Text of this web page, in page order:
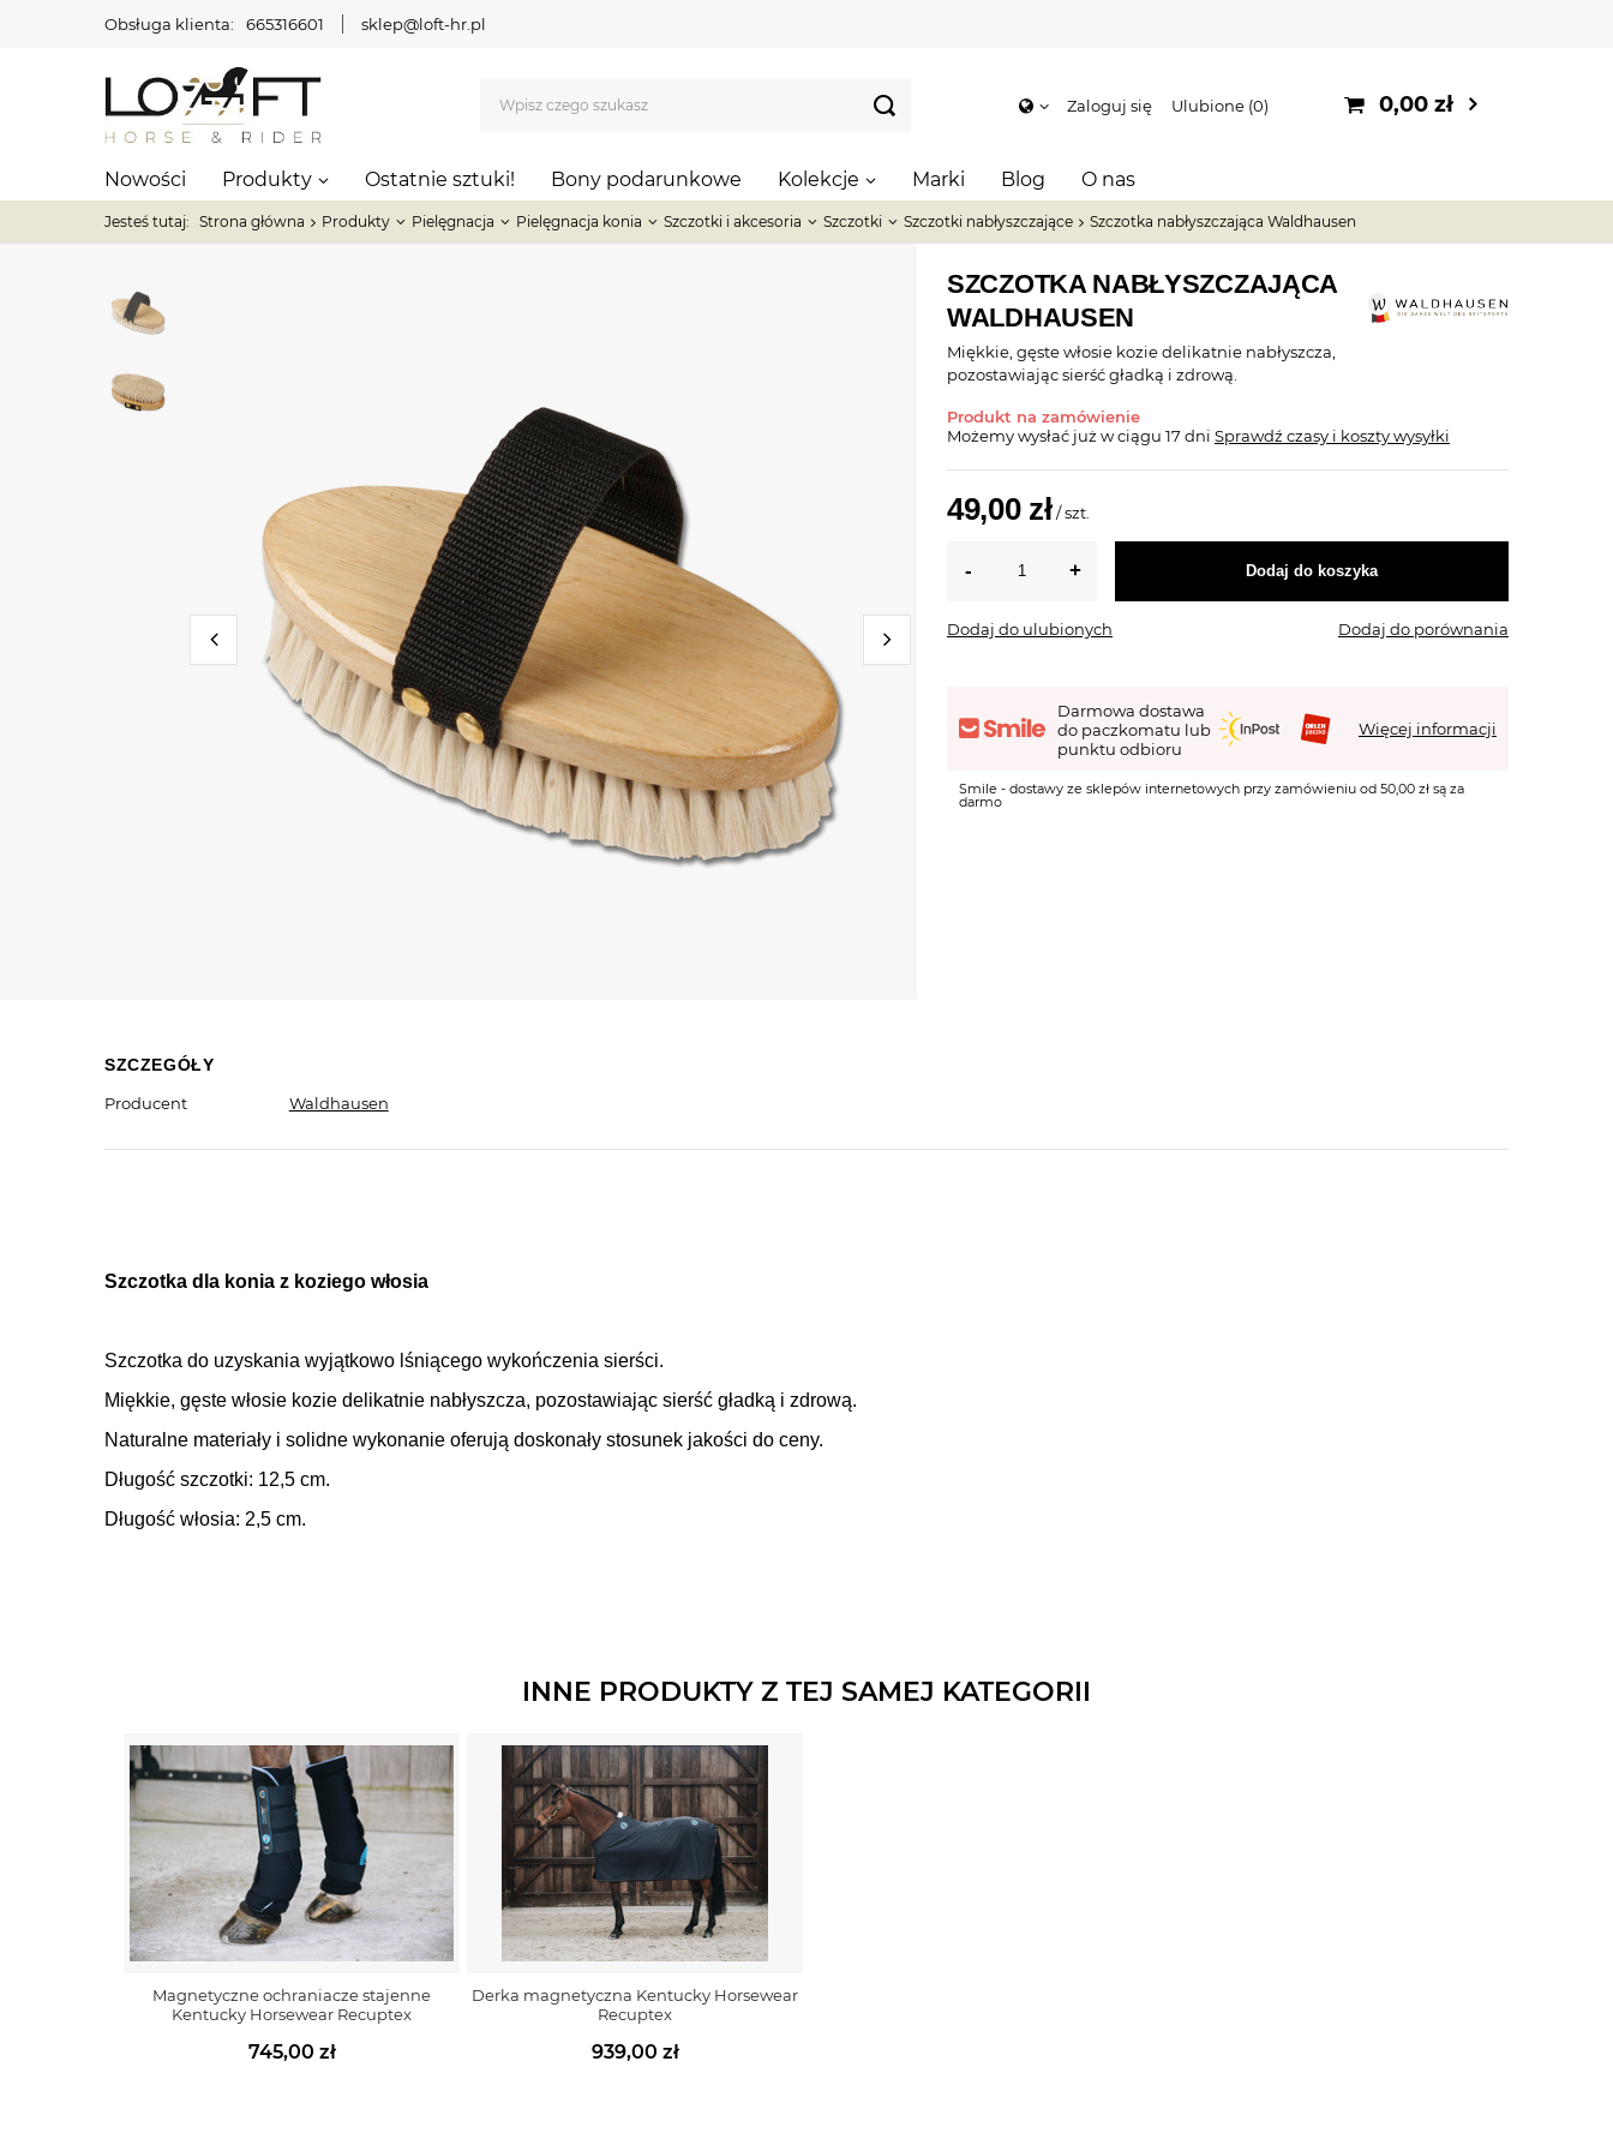
Obsługa klienta: 665316601 sklep@loft-hr.pl
Zaloguj się Ulubione 0 0,00 zł
Nowości Produkty Ostatnie sztuki! Bony podarunkowe Kolekcje Marki Blog O nas
Jesteś tutaj: Strona główna Produkty Pielęgnacja Pielęgnacja konia Szczotki i akcesoria Szczotki Szczotki nabłyszczające Szczotka nabłyszczająca Waldhausen
SZCZOTKA NABŁYSZCZAJĄCA
WALDHAUSEN
Miękkie, gęste włosie kozie delikatnie nabłyszcza,
pozostawiając sierść gładką i zdrową.
Produkt na zamówienie
Możemy wysłać już w ciągu 17 dni Sprawdź czasy i koszty wysyłki
49,00 zł /szt.
Dodaj do koszyka
Dodaj do ulubionych Dodaj do porównania
Darmowa dostawa
do paczkomatu lub
punktu odbioru
Więcej informacji
Smile - dostawy ze sklepów internetowych przy zamówieniu od 50,00 zł są za
darmo
SZCZEGÓŁY
Producent
Waldhausen
Szczotka dla konia z koziego włosia
Szczotka do uzyskania wyjątkowo lśniącego wykończenia sierści.
Miękkie, gęste włosie kozie delikatnie nabłyszcza, pozostawiając sierść gładką i zdrową.
Naturalne materiały i solidne wykonanie oferują doskonały stosunek jakości do ceny.
Długość szczotki: 12,5 cm.
Długość włosia: 2,5 cm.
INNE PRODUKTY Z TEJ SAMEJ KATEGORII
Magnetyczne ochraniacze stajenne
Kentucky Horsewear Recuptex
745,00 zł
Derka magnetyczna Kentucky Horsewear
Recuptex
939,00 zł